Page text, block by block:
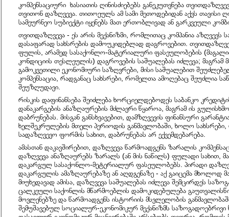
კომპენსაციური ხასიათის ღინისძიებებს განეკუთვნება
თვითონ დაზღვევა. თითოეულს ამ სამი მეთოდებიდან აქვს თავისი
სამეურნეო სუბიექტი იყენებს მათ ერთობლივად ან გარკვეული
თვითდაზღვევა - ეს არის მექანიზმი, რომლითაც კომპანია
დასაფარად სახსრების დამოუკიდებლად დაგროვებით.
ფულის, არამედ სასაქონლო-მატერიალური ფასეულობების
კონდიციის თესლეულის) დაგროვების საშუალებას იძლევა; მაგრამ
გამოკვეთილი ეკონომიური საზღვრები, მისი საშუალებით
კომპენსაცია, რადგანაც სახსრები, რომელთა ამოღებაც შეუძლია
შეუზღუდავი.
რისკის დაფინანსება შეიძლება ხორციელდებოდეს საბანკო
დანაკარგების ანაზღაურების მძლავრი წყაროა, მაგრამ ის
დაბრუნებას. მისგან განსხვავებით, დამზღვევის ფინანსური
ხელშეკრულების მთელი პერიოდის განმავლობაში, ხოლო
სადაზღვევო ფორმის სახით, დაბრუნებას არ ექვემდებარება.
ამასთან დაკავშირებით, დაზღვევა წარმოადგენს ზარალის
დაზღვევა ანაზღაურებს ზარალს (ან მის ნაწილს) ფულადი სახით,
დაკარგულ სასაქონლო-მეტერიალურ ფასეულობებს. პირადი
დაკარგულის ამაზღაურებაზე ან აღდგენაზე - აქ გაიცემა მხოლოდ
მიუხედავად ამისა, დაზღვევა საშუალებას იძლევა შემცირდეს
ცალკეული საქონლის მწარმოებლის დამოკიდებულება
მოვლენებზე და წარმოადგენს ისტორიის მსვლელობის
შემუშავებულ სოციალურ-ეკონომიკურ მექანიზმს საზოგადოებრივი